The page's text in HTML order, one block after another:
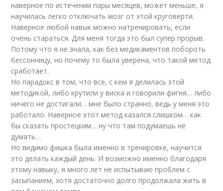
наверное по истечении пары месяцев, может меньше, я
научилась легко отключать мозг от этой круговерти.
Наверное любой навык можно натренировать, если
очень стараться. Для меня тогда это был супер прорыв.
Потому что я не знала, как без медикаментов побороть
бессонницу, но почему то была уверена, что такой метод
сработает.
Но парадокс в том, что все, с кем я делилась этой
методикой, либо крутили у виска и говорили фигня… либо
ничего не достигали… мне было странно, ведь у меня это
работало. Наверное этот метод казался слишком… как
бы сказать простецким… ну что там подумаешь не
думать…
Но видимо фишка была именно в тренировке, научится
это делать каждый день. И возможно именно благодаря
этому навыку, я много лет не испытываю проблем с
засыпанием, хотя достаточно долго продолжала жить в